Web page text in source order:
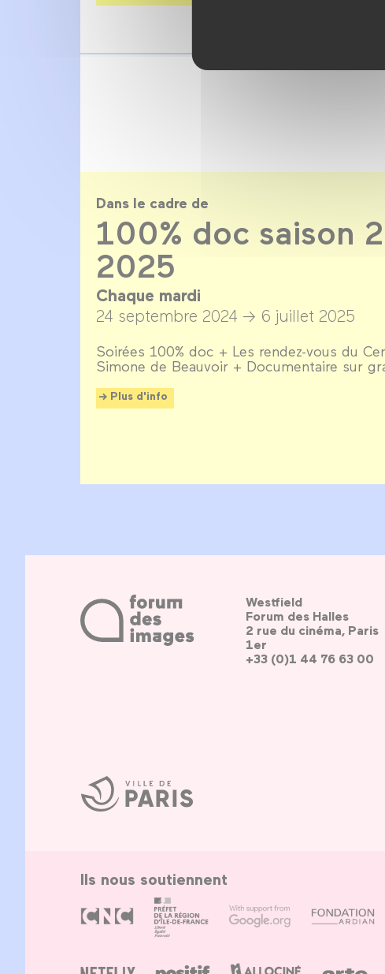
Dans le cadre de
100% doc saison
2025
Chaque mardi
24 septembre 2024 → 6 juillet 2025
Soirées 100% doc + Les rendez-vous du
Simone de Beauvoir + Documentaire sur
Plus d'info
Ville
de
Paris
Westfield
Forum des Halles
2 rue du cinéma, Paris
1er
+33 (0)1 44 76 63 00
Ils nous soutiennent